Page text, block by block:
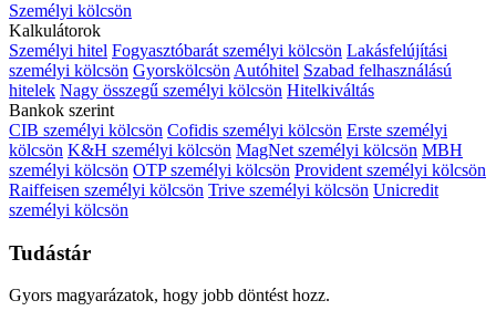
Személyi kölcsön
Kalkulátorok
Személyi hitel Fogyasztóbarát személyi kölcsön Lakásfelújítási
személyi kölcsön Gyorskölcsön Autóhitel Szabad felhasználású
hitelek Nagy összegű személyi kölcsön Hitelkiváltás
Bankok szerint
CIB személyi kölcsön Cofidis személyi kölcsön Erste személyi
kölcsön K&H személyi kölcsön MagNet személyi kölcsön MBH
személyi kölcsön OTP személyi kölcsön Provident személyi kölcsön
Raiffeisen személyi kölcsön Trive személyi kölcsön Unicredit
személyi kölcsön
Tudástár
Gyors magyarázatok, hogy jobb döntést hozz.